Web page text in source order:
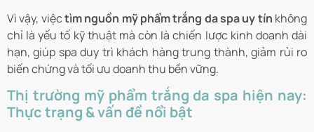
Vì vậy, việctìm nguồn mỹ phẩm trắng da spa uy tín không
chỉ là yếu tố kỹ thuật mà còn là chiến lược kinh doanh dài
hạn, giúp spa duy trì khách hàng trung thành, giảm rủi ro
biến chứng và tối ưu doanh thu bền vững.
Thị trường mỹ phẩm trắng da spa hiện nay:
Thực trạng & vấn đề nổi bật